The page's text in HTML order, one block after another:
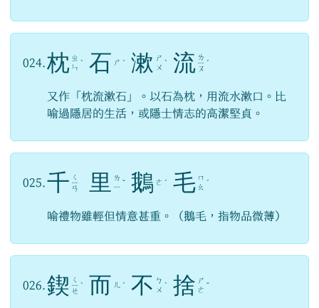
024. 枕 ㄓ
ㄣ ˋ 石 ㄕ ˊ 漱 ㄕ
ㄨ ˋ 流 ㄌ
ㄧ
ㄡ
ˊ
又作「枕流漱石」。以石為枕，用流水漱口。比
喻過隱居的生活，或隱士情志的高潔堅貞。
025. 千 ㄑ
ㄧ
ㄢ 里
ㄌ
ㄧ ˇ 鵝 ㄜ ˊ 毛 ㄇ
ㄠ ˊ
喻禮物雖輕但情意甚重。（鵝毛，指物品微薄）
026. 鍥 ㄑ
ㄧ
ㄝ
ˋ 而 ㄦ ˊ 不 ㄅ
ㄨ ˋ 捨 ㄕ
ㄜ ˇ